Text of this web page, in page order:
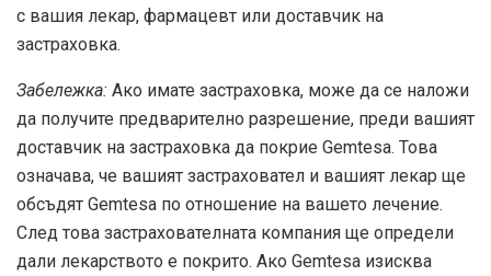
с вашия лекар, фармацевт или доставчик на
застраховка.
Забележка: Ако имате застраховка, може да се наложи
да получите предварително разрешение, преди вашият
доставчик на застраховка да покрие Gemtesa. Това
означава, че вашият застраховател и вашият лекар ще
обсъдят Gemtesa по отношение на вашето лечение.
След това застрахователната компания ще определи
дали лекарството е покрито. Ако Gemtesa изисква